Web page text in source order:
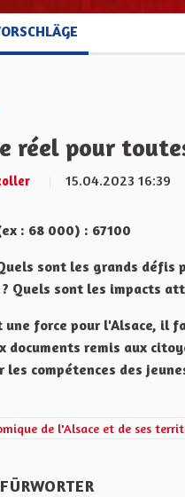
réel pour
15.04.2023 16:39
: 68 000) : 67100
sont les grands défis
Quels sont les impacts
force pour l'Alsace, il
documents remis aux
les compétences des
filtern: L'attractivité
de l'Alsace et de ses